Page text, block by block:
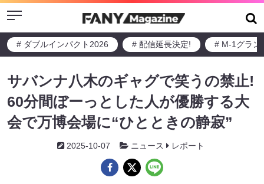
Menu
# ダブルインパクト2026 # 配信延長決定! # M-1グラン
サバンナ八木のギャグで笑うの禁止!
60分間ぼーっとした人が優勝する大
会で万博会場に“ひとときの静寂”
2025-10-07 ニュース レポート